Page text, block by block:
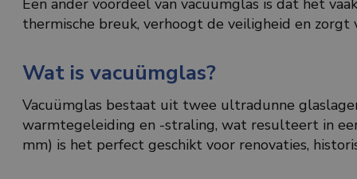
Een ander voordeel van vacuümglas is dat het
thermische breuk, verhoogt de veiligheid en
Wat is vacuümglas?
Vacuümglas bestaat uit twee ultradunne
warmtegeleiding en -straling, wat resulteert in
mm) is het perfect geschikt voor renovaties,